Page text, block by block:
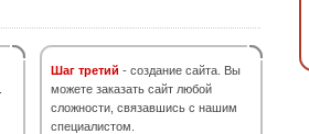
Шаг третий - создание сайта. Вы
можете заказать сайт любой
сложности, связавшись с нашим
специалистом.